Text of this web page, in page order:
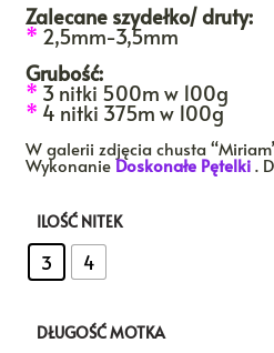
Zalecane szydełko/ druty:
* 2,5mm-3,5mm
Grubość:
* 3 nitki 500m w 100g
* 4 nitki 375m w 100g
W galerii zdjęcia chusta
WykonanieDoskonałe Pętelki.
ILOŚĆ NITEK
3 4
DŁUGOŚĆ MOTKA